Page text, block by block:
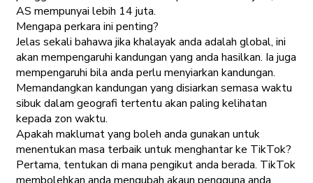
AS mempunyai lebih 14 juta.
Mengapa perkara ini penting?
Jelas sekali bahawa jika khalayak anda adalah global, ini
akan mempengaruhi kandungan yang anda hasilkan. Ia juga
mempengaruhi bila anda perlu menyiarkan kandungan.
Memandangkan kandungan yang disiarkan semasa waktu
sibuk dalam geografi tertentu akan paling kelihatan
kepada zon waktu.
Apakah maklumat yang boleh anda gunakan untuk
menentukan masa terbaik untuk menghantar ke TikTok?
Pertama, tentukan di mana pengikut anda berada. TikTok